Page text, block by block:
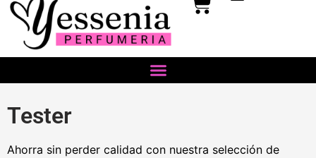
Tester
Ahorra sin perder calidad con nuestra selección de